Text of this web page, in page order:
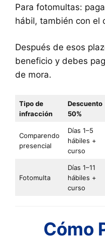
Para fotomultas:
hábil, también con el
Después de esos
beneficio y debes
de mora.
Tipo de
infracción
Descuento
50%
Comparendo
presencial
Días 1–5
hábiles +
curso
Fotomulta
Días 1–11
hábiles +
curso
Cómo